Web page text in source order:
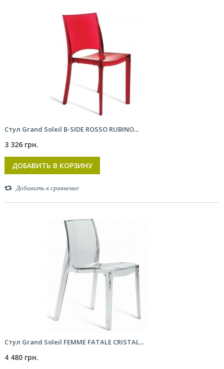
Стул Grand Soleil B-SIDE ROSSO RUBINO...
3 326 грн.
ДОБАВИТЬ В КОРЗИНУ
Добавить в сравнение
Стул Grand Soleil FEMME FATALE CRISTAL...
4 480 грн.